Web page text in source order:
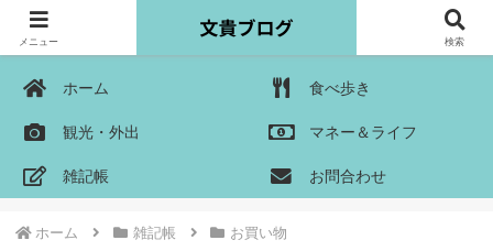
ホーム 食べ歩き
観光・外出 マネー＆ライフ
雑記帳 お問合わせ
ホーム 雑記帳 お買い物
メニュー 検索